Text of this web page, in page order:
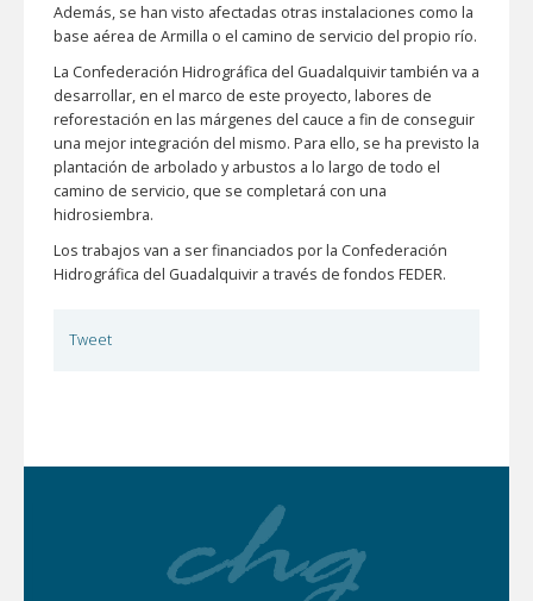
Además, se han visto afectadas otras instalaciones como la
base aérea de Armilla o el camino de servicio del propio río.
La Confederación Hidrográfica del Guadalquivir también va a
desarrollar, en el marco de este proyecto, labores de
reforestación en las márgenes del cauce a fin de conseguir
una mejor integración del mismo. Para ello, se ha previsto la
plantación de arbolado y arbustos a lo largo de todo el
camino de servicio, que se completará con una
hidrosiembra.
Los trabajos van a ser financiados por la Confederación
Hidrográfica del Guadalquivir a través de fondos FEDER.
Tweet